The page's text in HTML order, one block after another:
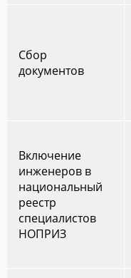
Сбор
документов
Включение
инженеров в
национальный
реестр
специалистов
НОПРИЗ